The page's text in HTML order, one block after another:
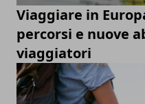
Viaggiare in
percorsi e nuove
viaggiatori